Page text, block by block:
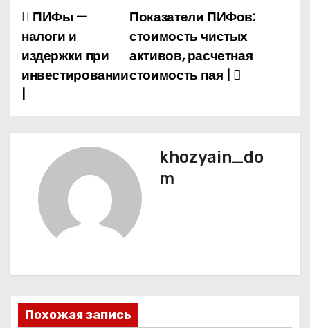
Н
а
в
и
г
п
о
Показатели ПИФов:
стоимость чистых
активов, расчетная
стоимость пая |
ПИФы —
налоги и
издержки при
инвестировании
khozyain_do
m
Похожая запись